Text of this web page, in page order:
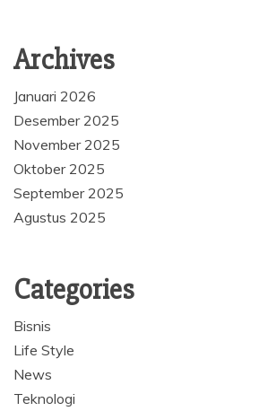
Archives
Januari 2026
Desember 2025
November 2025
Oktober 2025
September 2025
Agustus 2025
Categories
Bisnis
Life Style
News
Teknologi